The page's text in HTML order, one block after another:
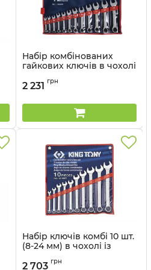
Набір комбінованих
гайкових ключів в чохолі
Артикул:
2 231 грн
Набір ключів комбі 10 шт.
(8-24 мм) в чохолі із
Артикул:
2 703 грн